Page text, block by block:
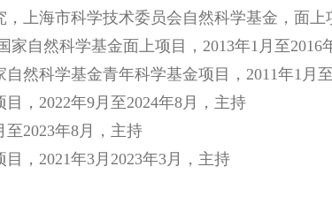
上海市科学技术委员会自然科学基金，面上
自然科学基金面上项目，2013年1月至2016
然科学基金青年科学基金项目，2011年1月
，2022年9月至2024年8月，主持
2023年8月，主持
，2021年3月2023年3月，主持